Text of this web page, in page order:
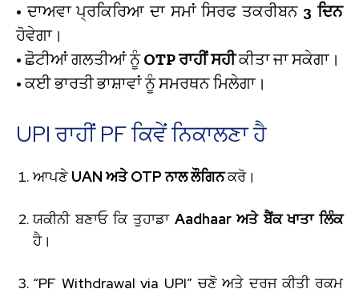
• ਦਾਅਵਾ ਪ੍ਰਕਿਰਿਆ ਦਾ ਸਮਾਂ ਸਿਰਫ ਤਕਰੀਬਨ 3 ਦਿਨ
ਹੋਵੇਗਾ।
• ਛੋਟੀਆਂ ਗਲਤੀਆਂ ਨੂੰOTP ਰਾਹੀਂ ਸਹੀਕੀਤਾ ਜਾ ਸਕੇਗਾ।
• ਕਈ ਭਾਰਤੀ ਭਾਸ਼ਾਵਾਂ ਨੂੰ ਸਮਰਥਨ ਮਿਲੇਗਾ।
UPI ਰਾਹੀਂ PF ਕਿਵੇਂ ਨਿਕਾਲਣਾ ਹੈ
ਆਪਣੇ UAN ਅਤੇ OTP ਨਾਲ ਲੌਗਿਨਕਰੋ।
ਯਕੀਨੀ ਬਣਾਓ ਕਿ ਤੁਹਾਡਾ Aadhaar ਅਤੇ ਬੈਂਕ ਖਾਤਾ ਲਿੰਕ
ਹੈ।
“PF Withdrawal via UPI” ਚੁਣੋ ਅਤੇ ਦਰਜ ਕੀਤੀ ਰਕਮ